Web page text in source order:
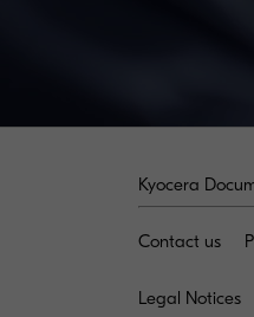
Kyocera
Contact us
Legal Notices